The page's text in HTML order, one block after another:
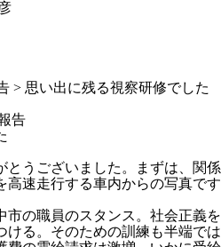
> 思い出に残る視察研修でした
告
とうございました。まずは、関
高速走行する車内からの写真で
市の職員のスタンス。社会正義
ける。そのための訓練も半端で